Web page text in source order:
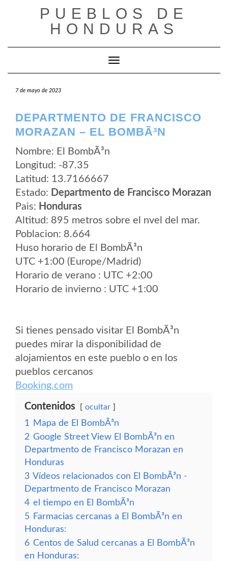
PUEBLOS DE
HONDURAS
Cambiar modo de navegación
7 de mayo de 2023
DEPARTMENTO DE FRANCISCO
MORAZAN – EL BOMBÃ³N
Nombre: El BombÃ³n
Longitud: -87.35
Latitud: 13.7166667
Estado: Departmento de Francisco Morazan
Pais: Honduras
Altitud: 895 metros sobre el nvel del mar.
Poblacion: 8.664
Huso horario de El BombÃ³n
UTC +1:00 (Europe/Madrid)
Horario de verano : UTC +2:00
Horario de invierno : UTC +1:00
Si tienes pensado visitar El BombÃ³n
puedes mirar la disponibilidad de
alojamientos en este pueblo o en los
pueblos cercanos
Booking.com
Contenidos ocultar
1
Mapa de El BombÃ³n
2 Google Street View El BombÃ³n en
Departmento de Francisco Morazan en
Honduras
3 Vídeos relacionados con El BombÃ³n -
Departmento de Francisco Morazan
4 el tiempo en El BombÃ³n
5 Farmacias cercanas a El BombÃ³n en
Honduras:
6 Centos de Salud cercanas a El BombÃ³n
en Honduras: